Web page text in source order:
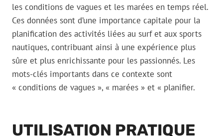
les conditions de vagues et les marées en temps réel.
Ces données sont d’une importance capitale pour la
planification des activités liées au surf et aux sports
nautiques, contribuant ainsi à une expérience plus
sûre et plus enrichissante pour les passionnés. Les
mots-clés importants dans ce contexte sont
« conditions de vagues », « marées » et « planifier.
UTILISATION PRATIQUE